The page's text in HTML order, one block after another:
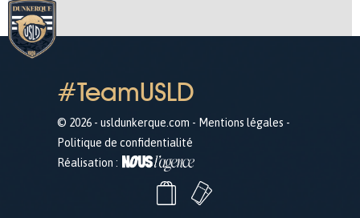
#TeamUSLD
© 2026 - usldunkerque.com - Mentions légales -
Politique de confidentialité
Réalisation :